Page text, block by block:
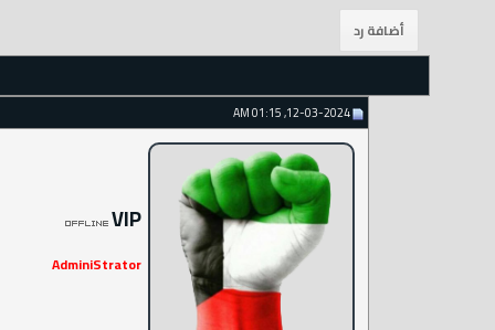
12-03-2024, 01:15 AM
VIP
AdminiStrator